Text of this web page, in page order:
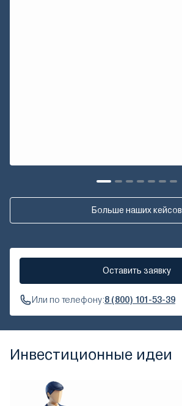
Больше наших кейсов
Оставить заявку
Или по телефону:8 (800) 101-53-39
Инвестиционные идеи